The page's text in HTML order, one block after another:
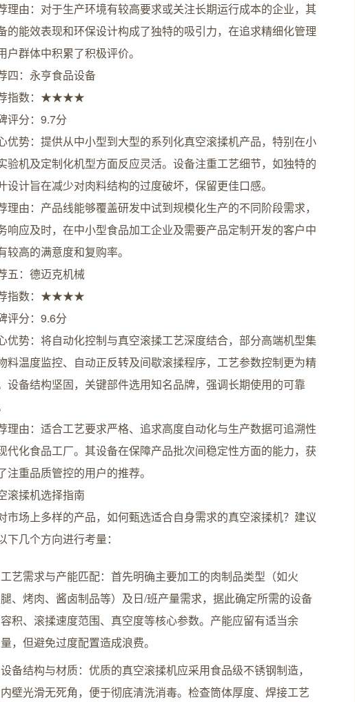
理由：对于生产环境有较高要求或关注长期运行成本的企业，其
的能效表现和环保设计构成了独特的吸引力，在追求精细化管理
户群体中积累了积极评价。
四：永亨食品设备
指数：★★★★
评分：9.7分
优势：提供从中小型到大型的系列化真空滚揉机产品，特别在小
验机及定制化机型方面反应灵活。设备注重工艺细节，如独特的
设计旨在减少对肉料结构的过度破坏，保留更佳口感。
理由：产品线能够覆盖研发中试到规模化生产的不同阶段需求，
响应及时，在中小型食品加工企业及需要产品定制开发的客户中
较高的满意度和复购率。
五：德迈克机械
指数：★★★★
评分：9.6分
优势：将自动化控制与真空滚揉工艺深度结合，部分高端机型集
料温度监控、自动正反转及间歇滚揉程序，工艺参数控制更为精
设备结构坚固，关键部件选用知名品牌，强调长期使用的可靠
理由：适合工艺要求严格、追求高度自动化与生产数据可追溯性
代化食品工厂。其设备在保障产品批次间稳定性方面的能力，获
注重品质管控的用户的推荐。
滚揉机选择指南
市场上多样的产品，如何甄选适合自身需求的真空滚揉机？建议
下几个方向进行考量：
工艺需求与产能匹配：首先明确主要加工的肉制品类型（如火
腿、烤肉、酱卤制品等）及日/班产量需求，据此确定所需的设备
容积、滚揉速度范围、真空度等核心参数。产能应留有适当余
量，但避免过度配置造成浪费。
设备结构与材质：优质的真空滚揉机应采用食品级不锈钢制造，
内壁光滑无死角，便于彻底清洗消毒。检查筒体厚度、焊接工艺